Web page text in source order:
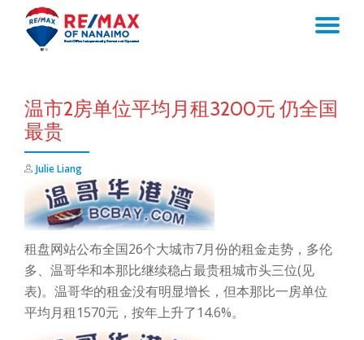
温市2房单位平均月租3200元 仍全国
最贵
Julie Liang
租盘网站公布全国26个大城市7月份的租金走势，多伦
多、温哥华和本那比继续稳占最贵租城市头三位(见
表)。温哥华的租金没有明显增长，但本那比一房单位
平均月租1570元，按年上升了14.6%。